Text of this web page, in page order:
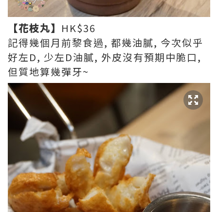
【花枝丸】 HK$36
記得幾個月前黎食過, 都幾油膩, 今次似乎
好左D, 少左D油膩, 外皮沒有預期中脆口,
但質地算幾彈牙~